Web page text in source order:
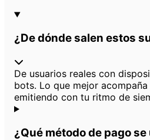
¿De dónde salen estos
De usuarios reales con
bots. Lo que mejor
emitiendo con tu ritmo de
¿Qué método de pago se